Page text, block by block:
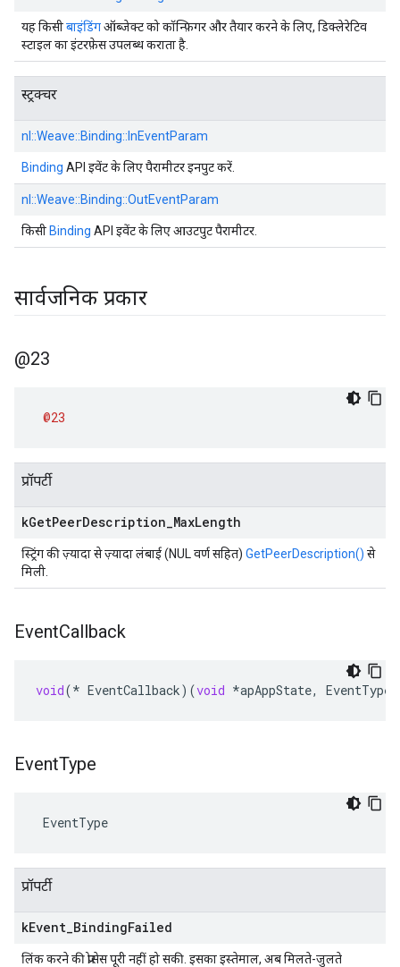
यह किसीबाइंडिंगऑब्जेक्ट को कॉन्फ़िगर और तैयार करने के लिए, डिक्लेरेटिव
स्टाइल का इंटरफ़ेस उपलब्ध कराता है.
स्ट्रक्चर
nl::Weave::Binding:: InEventParam
Binding API इवेंट के लिए पैरामीटर इनपुट करें.
nl::Weave::Binding::OutEventParam
किसी Binding API इवेंट के लिए आउटपुट पैरामीटर.
सार्वजनिक प्रकार
@23
@23
प्रॉपर्टी
kGetPeerDescription MaxLength
स्ट्रिंग की ज़्यादा से ज़्यादा लंबाई (NUL वर्ण सहित) GetPeerDescription() से
मिली.
EventCallback
void(* EventCallback)(void *apAppState, EventType
EventType
EventType
प्रॉपर्टी
kEvent BindingFailed
लिंक करने की प्रोसेस पूरी नहीं हो सकी. इसका इस्तेमाल, अब मिलते-जुलते